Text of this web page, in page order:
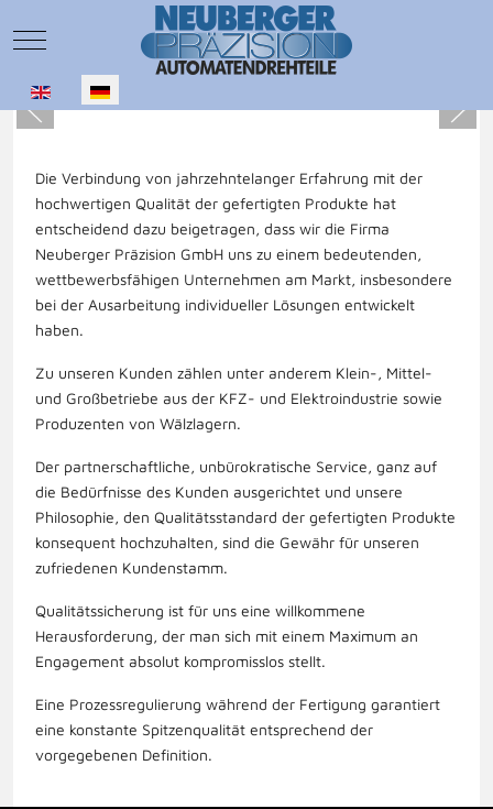
Mobile Menu Toggle
Sprache auswählen
Die Verbindung von jahrzehntelanger Erfahrung mit der
hochwertigen Qualität der gefertigten Produkte hat
entscheidend dazu beigetragen, dass wir die Firma
Neuberger Präzision GmbH uns zu einem bedeutenden,
wettbewerbsfähigen Unternehmen am Markt, insbesondere
bei der Ausarbeitung individueller Lösungen entwickelt
haben.
Zu unseren Kunden zählen unter anderem Klein-, Mittel-
und Großbetriebe aus der KFZ- und Elektroindustrie sowie
Produzenten von Wälzlagern.
Der partnerschaftliche, unbürokratische Service, ganz auf
die Bedürfnisse des Kunden ausgerichtet und unsere
Philosophie, den Qualitätsstandard der gefertigten Produkte
konsequent hochzuhalten, sind die Gewähr für unseren
zufriedenen Kundenstamm.
Qualitätssicherung ist für uns eine willkommene
Herausforderung, der man sich mit einem Maximum an
Engagement absolut kompromisslos stellt.
Eine Prozessregulierung während der Fertigung garantiert
eine konstante Spitzenqualität entsprechend der
vorgegebenen Definition.